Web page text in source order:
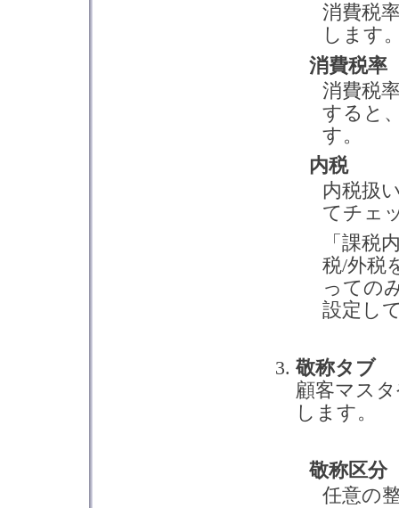
消費税
します
消費税率
消費税
すると
す。
内税
内税扱
てチェ
「課税
税/外税
っての
設定し
敬称タブ
顧客マス
します。
敬称区分
任意の